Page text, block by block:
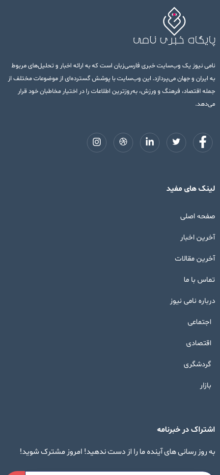
نامی نیوز یک وب‌سایت خبری فارسی‌زبان است که به ارائه اخبار و تحلیل‌های مربوط
به ایران و جهان می‌پردازد. این وب‌سایت با پوشش گسترده‌ای از موضوعات مختلف از
جمله اقتصاد، فرهنگ و ورزش، به‌روزترین اطلاعات را در اختیار مخاطبان خود قرار
می‌دهد.
لینک های مفید
صفحه اصلی
آخرین اخبار
آخرین مقالات
تماس با ما
درباره نامی نیوز
اجتماعی
اقتصادی
گردشگری
بازار
اشتراک در خبرنامه
به روز رسانی های آینده ما را از دست ندهید! امروز مشترک شوید!